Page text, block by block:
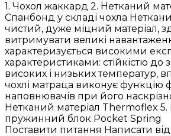
1. Чохол жаккард 2. Нетканий
Спанбонд у складі чохла
чистий, дуже міцний матеріал,
витримувати великі
характеризується високими
характеристиками: стійкістю до
високих і низьких температур,
чохлі матраца виконує функцію
наповнювачів при його
Нетканий матеріал Thermoflex
пружинний блок Pocket Spring
Поставити питання Написати